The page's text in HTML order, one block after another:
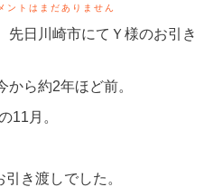
ントはまだありません
先日川崎市にてＹ様のお引き
から約2年ほど前。
11月。
き渡しでした。